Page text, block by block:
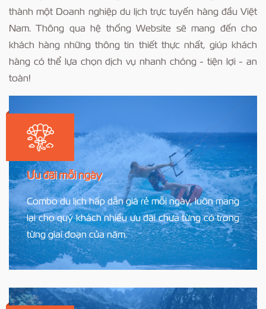
thành một Doanh nghiệp du lịch trực tuyến hàng đầu Việt
Nam. Thông qua hệ thống Website sẽ mang đến cho
khách hàng những thông tin thiết thực nhất, giúp khách
hàng có thể lựa chọn dịch vụ nhanh chóng - tiện lợi - an
toàn!
Ưu đãi mỗi ngày
Combo du lịch hấp dẫn giá rẻ mỗi ngày, luôn mang
lại cho quý khách nhiều ưu đãi chưa từng có trong
từng giai đoạn của năm.